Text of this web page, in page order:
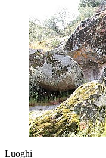
Luoghi